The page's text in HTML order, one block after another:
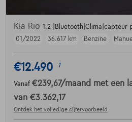
Kia Rio 1.2 |Bluetooth|Clima|capteur
01/2022
36.617 km Benzine
€12.490 1
Vanaf €239,67/maand met een
van €3.362,17
Ontdek het volledige cijfervoorbeeld